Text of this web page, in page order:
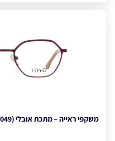
משקפי ראייה – מתכת אובלי (2049)